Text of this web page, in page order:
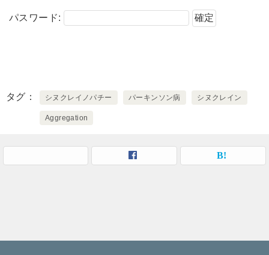
パスワード:
タグ シヌクレイノパチー パーキンソン病 シヌクレイン
Aggregation